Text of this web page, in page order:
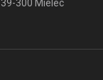
39-300 Mielec